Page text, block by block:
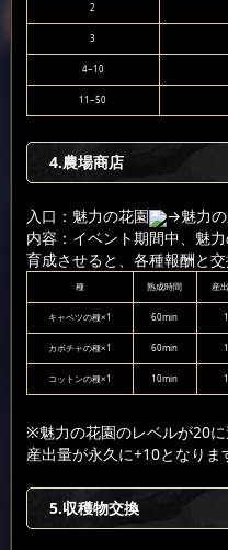
2
3
4~10
11~50
4.農場商店
入口：魅力の花園 →魅力
内容：イベント期間中、魅
育成させると、各種報酬と
種 熟成時間 産
キャベツの種×1 60min
カボチャの種×1 60min
コットンの種×1 10min
※魅力の花園のレベルが20
産出量が永久に+10となりま
5.収穫物交換